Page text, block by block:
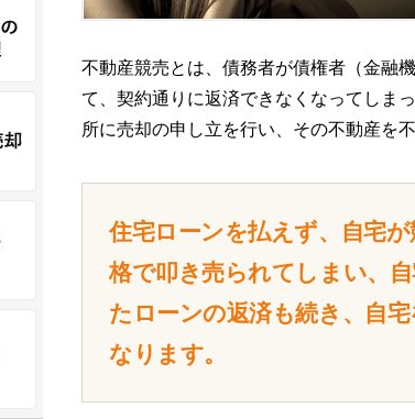
不動産競売とは、債務者が債権者（金融
て、契約通りに返済できなくなってしま
所に売却の申し立を行い、その不動産を
住宅ローンを払えず、自宅
格で叩き売られてしまい、
たローンの返済も続き、自
なります。